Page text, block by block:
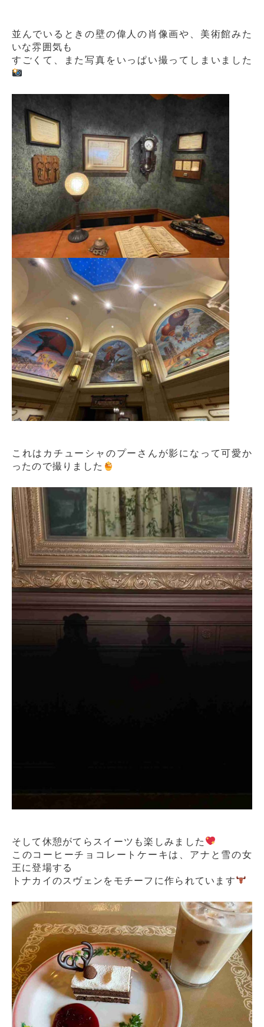
並んでいるときの壁の偉人の肖像画や、美術館みた
いな雰囲気も
すごくて、また写真をいっぱい撮ってしまいました
これはカチューシャのプーさんが影になって可愛か
ったので撮りました
そして休憩がてらスイーツも楽しみました
このコーヒーチョコレートケーキは、アナと雪の女
王に登場する
トナカイのスヴェンをモチーフに作られています